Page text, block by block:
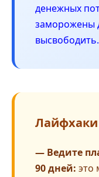
денежных
заморожены
высвободить.
— Ведите
90 дней: это